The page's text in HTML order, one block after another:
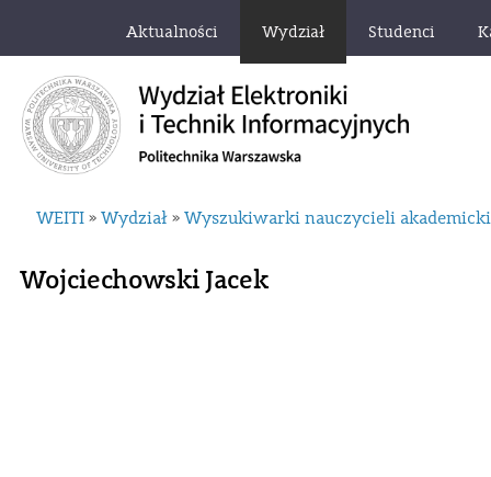
Aktualności Wydział Studenci
WEITI » Wydział » Wyszukiwarki nauczycieli
Wojciechowski Jacek